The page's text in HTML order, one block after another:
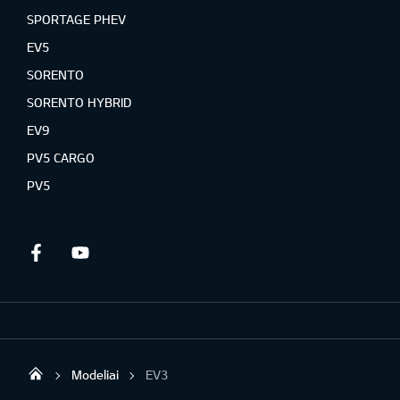
SPORTAGE PHEV
EV5
SORENTO
SORENTO HYBRID
EV9
PV5 CARGO
PV5
Facebook
KIA automobiliai | KIA modeliai | KIA Auto
Modeliai EV3